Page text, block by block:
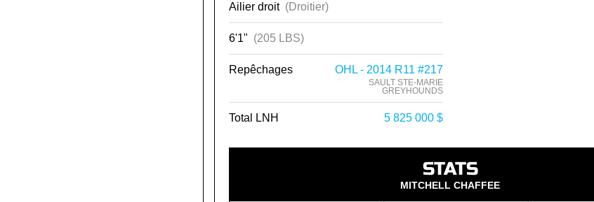
Ailier droit (Droitier)
6'1" (205 LBS)
Repêchages OHL - 2014 R11 #217
SAULT STE-MARIE
GREYHOUNDS
Total LNH 5 825 000 $
STATS
MITCHELL CHAFFEE